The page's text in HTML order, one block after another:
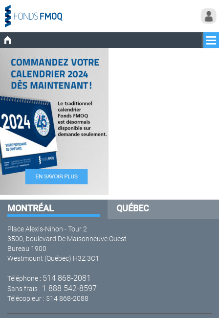
MONTRÉAL QUÉBEC
Place Alexis-Nihon - Tour 2
3500, boulevard De Maisonneuve Ouest
Bureau 1900
Westmount (Québec) H3Z 3C1
Téléphone : 514 868-2081
Sans frais : 1 888 542-8597
Télécopieur : 514 868-2088